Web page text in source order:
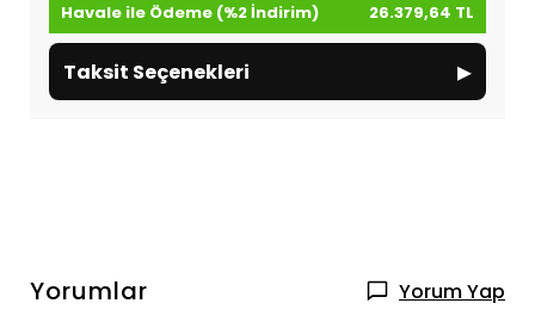
Havale ile Ödeme (%2 İndirim)
26.379,64 TL
Taksit Seçenekleri ▸
Yorumlar Yorum Yap